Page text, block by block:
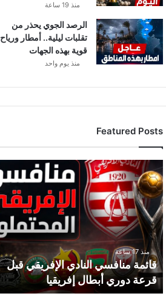
منذ 19 ساعة
الرصد الجوي يحذر من
تقلبات ليلية.. أمطار ورياح
قوية بهذه الجهات
منذ يوم واحد
Featured Posts
ق
ا
ئ
م
ة
م
ن
ا
ف
س
ي
منذ 17 ساعة
قائمة منافسي النادي الإفريقي قبل
قرعة دوري أبطال إفريقيا